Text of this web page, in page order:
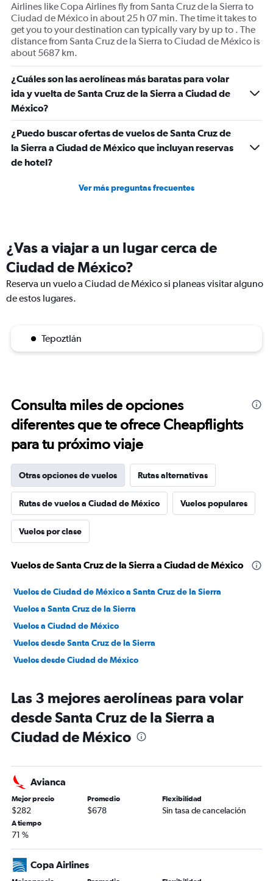
Airlines like Copa Airlines fly from Santa Cruz de la Sierra to
Ciudad de México in about 25 h 07 min. The time it takes to
get you to your destination can typically vary by up to . The
distance from Santa Cruz de la Sierra to Ciudad de México is
about 5687 km.
¿Cuáles son las aerolíneas más baratas para volar
ida y vuelta de Santa Cruz de la Sierra a Ciudad de
México?
¿Puedo buscar ofertas de vuelos de Santa Cruz de
la Sierra a Ciudad de México que incluyan reservas
de hotel?
Ver más preguntas frecuentes
¿Vas a viajar a un lugar cerca de
Ciudad de México?
Reserva un vuelo a Ciudad de México si planeas visitar alguno
de estos lugares.
Tepoztlán
Consulta miles de opciones
diferentes que te ofrece Cheapflights
para tu próximo viaje
Otras opciones de vuelos Rutas alternativas
Rutas de vuelos a Ciudad de México Vuelos populares
Vuelos por clase
Vuelos de Santa Cruz de la Sierra a Ciudad de México
Vuelos de Ciudad de México a Santa Cruz de la Sierra
Vuelos a Santa Cruz de la Sierra
Vuelos a Ciudad de México
Vuelos desde Santa Cruz de la Sierra
Vuelos desde Ciudad de México
Las 3 mejores aerolíneas para volar
desde Santa Cruz de la Sierra a
Ciudad de México
Avianca
Mejor precio
$282
Promedio
$678
Flexibilidad
Sin tasa de cancelación
A tiempo
71 %
Copa Airlines